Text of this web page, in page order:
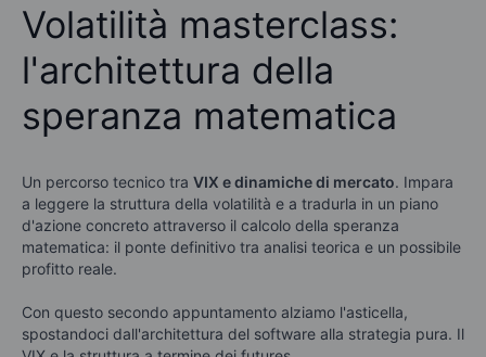
Volatilità masterclass:
l'architettura della
speranza matematica
Un percorso tecnico tra VIX e dinamiche di mercato. Impara
a leggere la struttura della volatilità e a tradurla in un piano
d'azione concreto attraverso il calcolo della speranza
matematica: il ponte definitivo tra analisi teorica e un possibile
profitto reale.
Con questo secondo appuntamento alziamo l'asticella,
spostandoci dall'architettura del software alla strategia pura. Il